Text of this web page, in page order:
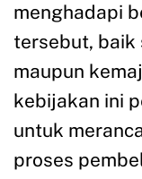
menghadapi
tersebut, baik
maupun
kebijakan ini
untuk
proses